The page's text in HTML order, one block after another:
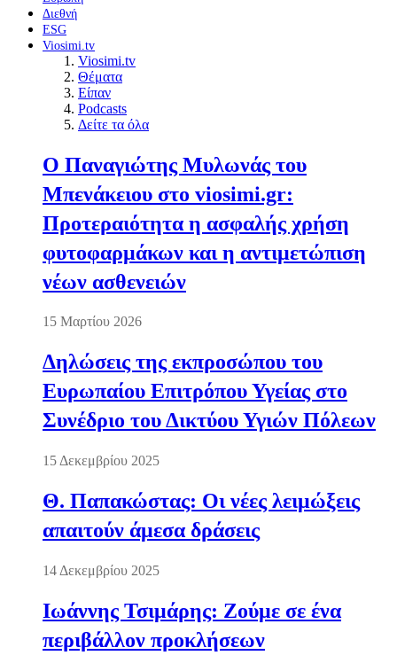
Διεθνή
ESG
Viosimi.tv
Viosimi.tv
Θέματα
Είπαν
Podcasts
Δείτε τα όλα
Ο Παναγιώτης Μυλωνάς του
Μπενάκειου στο viosimi.gr:
Προτεραιότητα η ασφαλής χρήση
φυτοφαρμάκων και η αντιμετώπιση
νέων ασθενειών
15 Μαρτίου 2026
Δηλώσεις της εκπροσώπου του
Ευρωπαίου Επιτρόπου Υγείας στο
Συνέδριο του Δικτύου Υγιών Πόλεων
15 Δεκεμβρίου 2025
Θ. Παπακώστας: Οι νέες λειμώξεις
απαιτούν άμεσα δράσεις
14 Δεκεμβρίου 2025
Ιωάννης Τσιμάρης: Ζούμε σε ένα
περιβάλλον προκλήσεων